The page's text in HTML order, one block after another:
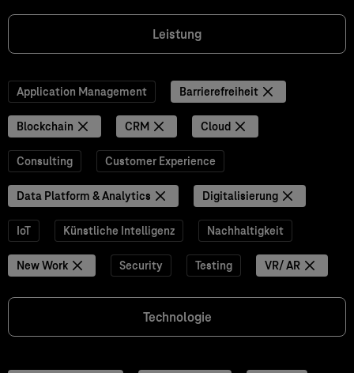
Leistung
Application Management Barrierefreiheit
Blockchain CRM Cloud
Consulting Customer Experience
Data Platform & Analytics Digitalisierung
IoT Künstliche Intelligenz Nachhaltigkeit
New Work Security Testing VR/ AR
Technologie